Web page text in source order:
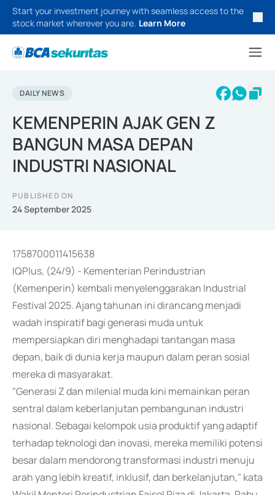
Start your investment journey with seamless access to the
stock market wherever you are. Learn More
DAILY NEWS
KEMENPERIN AJAK GEN Z
BANGUN MASA DEPAN
INDUSTRI NASIONAL
PUBLISHED ON
24 September 2025
1758700011415638
IQPlus, (24/9) - Kementerian Perindustrian
(Kemenperin) kembali menyelenggarakan Industrial
Festival 2025. Ajang tahunan ini dirancang menjadi
wadah inspiratif bagi generasi muda untuk
mempersiapkan diri menghadapi tantangan masa
depan, baik di dunia kerja maupun dalam peran sosial
mereka di masyarakat.
"Generasi Z dan milenial muda kini memainkan peran
sentral dalam keberlanjutan pembangunan industri
nasional. Sebagai kelompok usia produktif yang adaptif
terhadap teknologi dan inovasi, mereka memiliki potensi
besar dalam mendorong transformasi industri menuju
arah yang lebih kreatif, inklusif, dan berkelanjutan," kata